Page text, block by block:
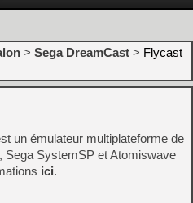
> Sega DreamCast > Flycast
un émulateur multiplateforme de
Sega SystemSP et Atomiswave
ici.